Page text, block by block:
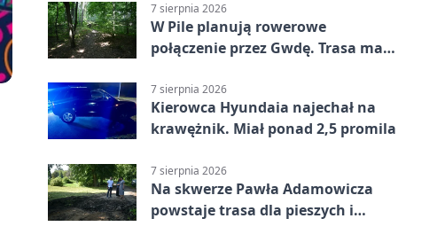
7 sierpnia 2026
W Pile planują rowerowe
połączenie przez Gwdę. Trasa ma
7 sierpnia 2026
Kierowca Hyundaia najechał na
krawężnik. Miał ponad 2,5 promila
7 sierpnia 2026
Na skwerze Pawła Adamowicza
powstaje trasa dla pieszych i